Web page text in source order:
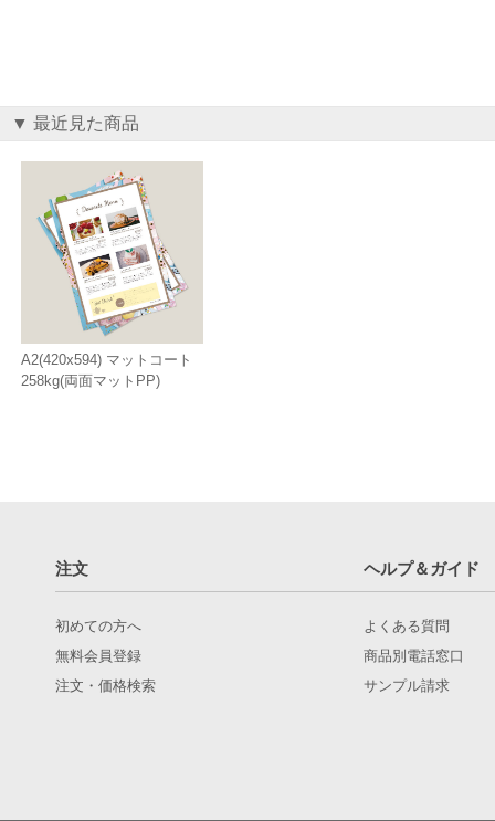
▼ 最近見た商品
A2(420x594) マットコート
258kg(両面マットPP)
注文 ヘルプ＆ガイド
初めての方へ
無料会員登録
注文・価格検索
よくある質問
商品別電話窓口
サンプル請求